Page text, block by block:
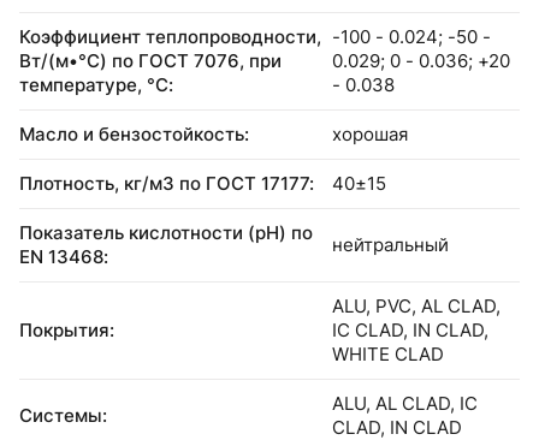
Коэффициент теплопроводности,
Вт/(м•°C) по ГОСТ 7076, при
температуре, °С:
-100 - 0.024; -50 -
0.029; 0 - 0.036; +20
- 0.038
Масло и бензостойкость: хорошая
Плотность, кг/м3 по ГОСТ 17177: 40±15
Показатель кислотности (pH) по
EN 13468:
нейтральный
Покрытия:
ALU, PVC, AL CLAD,
IC CLAD, IN CLAD,
WHITE CLAD
Системы:
ALU, AL CLAD, IC
CLAD, IN CLAD